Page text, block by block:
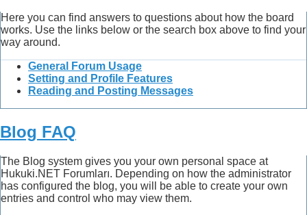
Here you can find answers to questions about how the board
works. Use the links below or the search box above to find your
way around.
General Forum Usage
Setting and Profile Features
Reading and Posting Messages
Blog FAQ
The Blog system gives you your own personal space at
Hukuki.NET Forumları. Depending on how the administrator
has configured the blog, you will be able to create your own
entries and control who may view them.